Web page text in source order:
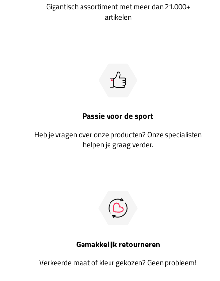
Gigantisch assortiment met meer dan 21.000+
artikelen
Passie voor de sport
Heb je vragen over onze producten? Onze specialisten
helpen je graag verder.
Gemakkelijk retourneren
Verkeerde maat of kleur gekozen? Geen probleem!